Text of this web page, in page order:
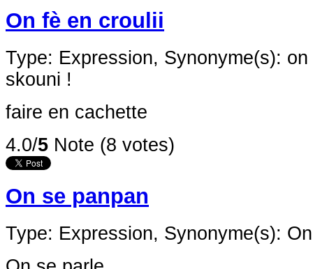
On fè en croulii
Type: Expression, Synonyme(s):
skouni !
faire en cachette
4.0/5 Note (8 votes)
On se panpan
Type: Expression, Synonyme(s):